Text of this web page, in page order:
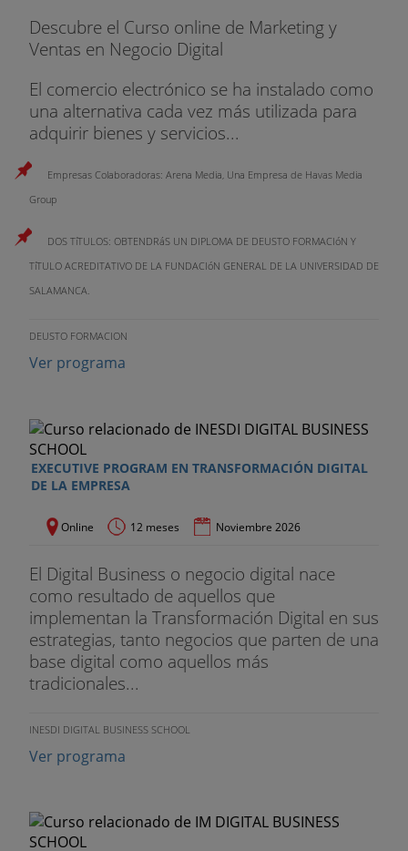
Comportamiento y hábitos del consumidor en
dispositivos móviles. Nuevos hábitos de búsqueda.
Posibilidades de negocio a través del móvil. Reglas,
Productos, Mobile Social shopping. Métodos de
pago.
Aspectos legales
Ley de Servicios de la Sociedad de la Información.
Información a facilitar en los sitios web. Régimen
legal del Comercio electrónico. Principios de la
contratación electrónica. Protección de datos y
marketing online. Cookies.
Tratamiento de datos en redes sociales. Marketing
viral y behavioral advertising.
La importancia de la logística en el e-commerce.
Nuevas cadenas de
suministro: e-retail y click-and-mortar. Modelos de
aprovisionamiento y almacenaje. Transporte:
entregas y devoluciones.
Trabajo Fin de Máster
Descubre el Curso online de Marketing y
Ventas en Negocio Digital
El comercio electrónico se ha instalado como
una alternativa cada vez más utilizada para
adquirir bienes y servicios...
Empresas Colaboradoras: Arena Media, Una Empresa de Havas Media
Group
DOS TíTULOS: OBTENDRáS UN DIPLOMA DE DEUSTO FORMACIóN Y
TíTULO ACREDITATIVO DE LA FUNDACIóN GENERAL DE LA UNIVERSIDAD DE
SALAMANCA.
DEUSTO FORMACION
Ver programa
EXECUTIVE PROGRAM EN TRANSFORMACIÓN DIGITAL
DE LA EMPRESA
Online 12 meses Noviembre 2026
El Digital Business o negocio digital nace
como resultado de aquellos que
implementan la Transformación Digital en sus
estrategias, tanto negocios que parten de una
base digital como aquellos más
tradicionales...
INESDI DIGITAL BUSINESS SCHOOL
Ver programa